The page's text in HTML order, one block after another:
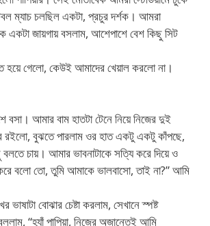
ম্যাচ চলছিল একটা, প্রচুর দর্শক। আমরা
একটা জায়গায় বসলাম, আশেপাশে বেশ কিছু সিট
হয়ে গেলো, কেউই আমাদের খেয়াল করলো না।
বসা। আমার বাম হাতটা টেনে নিয়ে নিজের দুই
রইলো, বুঝতে পারলাম ওর হাত একটু একটু কাঁপছে,
বলতে চায়। আমার ভাবনাটাকে সত্যি করে দিয়ে ও
বলো তো, তুমি আমাকে ভালবাসো, তাই না?” আমি
ভাষাটা বোঝার চেষ্টা করলাম, সেখানে স্পষ্ট
“হ্যাঁ পাপিয়া, নিজের অজান্তেই আমি